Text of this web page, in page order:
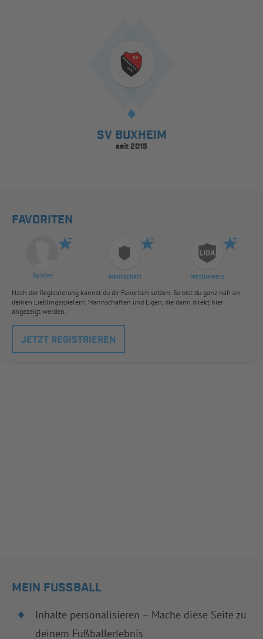
SV BUXHEIM
seit 2015
FAVORITEN
Spieler Mannschaft Wettbewerb
Nach der Registrierung kannst du dir Favoriten setzen. So bist du ganz nah an
deinen Lieblingsspielern, Mannschaften und Ligen, die dann direkt hier
angezeigt werden.
JETZT REGISTRIEREN
MEIN FUSSBALL
Inhalte personalisieren – Mache diese Seite zu
deinem Fußballerlebnis